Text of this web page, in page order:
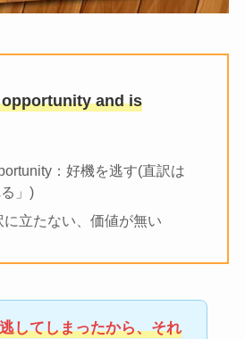
and is
：好機を逃す(直訳は
」)
立たない、価値が無い
してしまったから、それ